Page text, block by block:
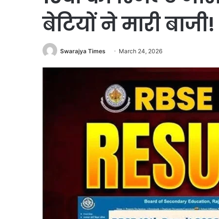
बेटियों ने मारी बाजी!
Swarajya Times March 24, 2026